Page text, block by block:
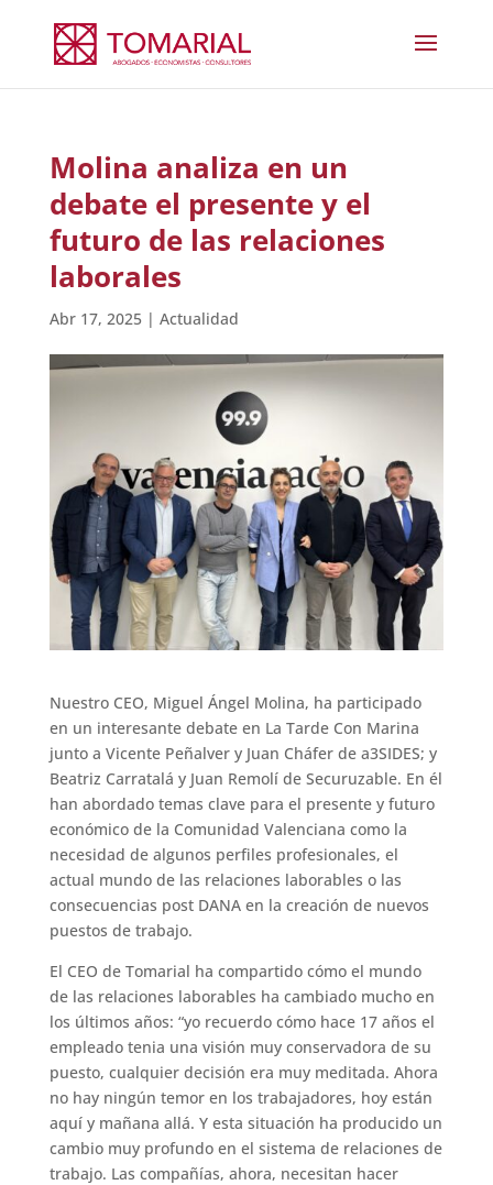
Molina analiza en un
debate el presente y el
futuro de las relaciones
laborales
Abr 17, 2025| Actualidad
Nuestro CEO, Miguel Ángel Molina, ha participado
en un interesante debate en La Tarde Con Marina
junto a Vicente Peñalver y Juan Cháfer de a3SIDES; y
Beatriz Carratalá y Juan Remolí de Securuzable. En él
han abordado temas clave para el presente y futuro
económico de la Comunidad Valenciana como la
necesidad de algunos perfiles profesionales, el
actual mundo de las relaciones laborables o las
consecuencias post DANA en la creación de nuevos
puestos de trabajo.
El CEO de Tomarial ha compartido cómo el mundo
de las relaciones laborables ha cambiado mucho en
los últimos años: “yo recuerdo cómo hace 17 años el
empleado tenia una visión muy conservadora de su
puesto, cualquier decisión era muy meditada. Ahora
no hay ningún temor en los trabajadores, hoy están
aquí y mañana allá. Y esta situación ha producido un
cambio muy profundo en el sistema de relaciones de
trabajo. Las compañías, ahora, necesitan hacer